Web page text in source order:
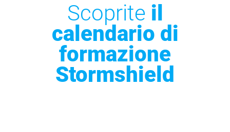
Scoprite il
calendario di
formazione
Stormshield